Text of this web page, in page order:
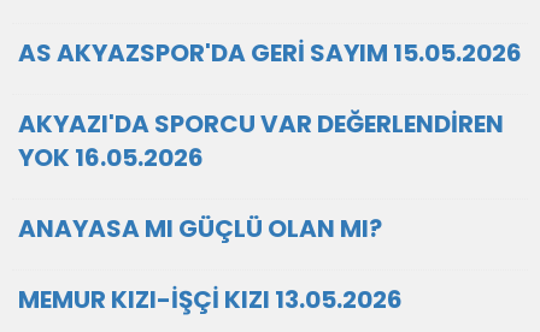
AS AKYAZSPOR'DA GERİ SAYIM 15.05.2026
AKYAZI'DA SPORCU VAR DEĞERLENDİREN
YOK 16.05.2026
ANAYASA MI GÜÇLÜ OLAN MI?
MEMUR KIZI-İŞÇİ KIZI 13.05.2026